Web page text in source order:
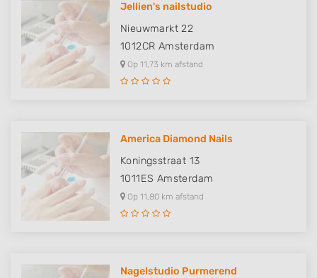
Jellien's nailstudio
Nieuwmarkt 22
1012CR Amsterdam
Op 11,73 km afstand
America Diamond Nails
Koningsstraat 13
1011ES Amsterdam
Op 11,80 km afstand
Nagelstudio Purmerend